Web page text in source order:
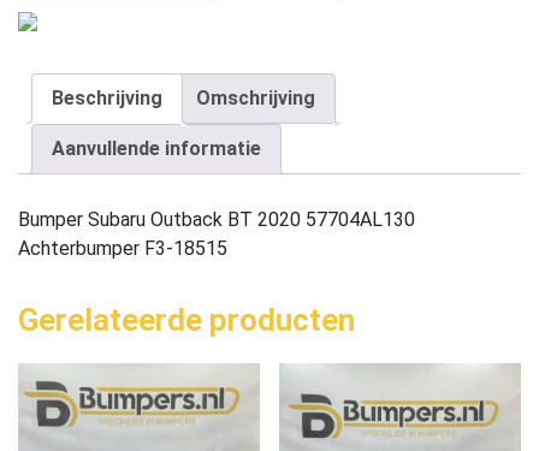
Beschrijving Omschrijving
Aanvullende informatie
Bumper Subaru Outback BT 2020 57704AL130
Achterbumper F3-18515
Gerelateerde producten